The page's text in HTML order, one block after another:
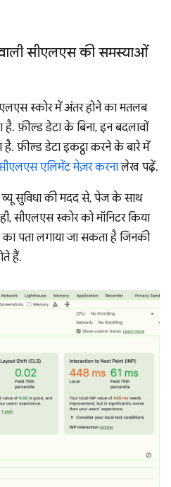
सीएलएस की समस्याओं
स्कोर में अंतर होने का मतलब
फ़ील्ड डेटा के बिना, इन बदलावों
फ़ील्ड डेटा इकट्ठा करने के बारे में
एलिमेंट मेज़र करनालेख पढ़ें.
व्यू सुविधा की मदद से, पेज के साथ
सीएलएस स्कोर को मॉनिटर किया
पता लगाया जा सकता है जिनकी
हैं.